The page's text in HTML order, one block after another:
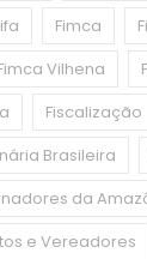
Fimca
Vilhena
Fiscalização
Brasileira
da
e Vereadores